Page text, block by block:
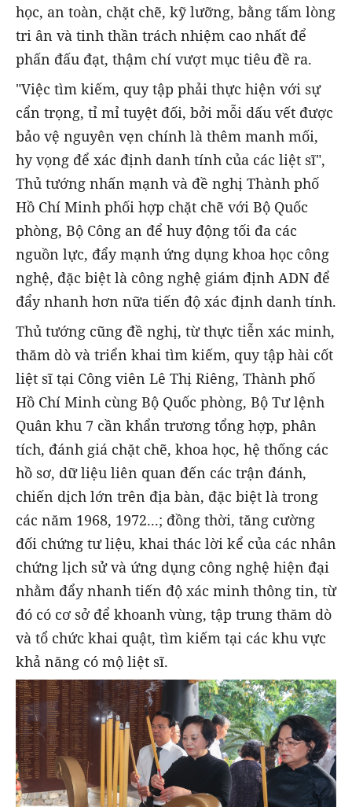
học, an toàn, chặt chẽ, kỹ lưỡng, bằng tấm lòng
tri ân và tinh thần trách nhiệm cao nhất để
phấn đấu đạt, thậm chí vượt mục tiêu đề ra.
"Việc tìm kiếm, quy tập phải thực hiện với sự
cẩn trọng, tỉ mỉ tuyệt đối, bởi mỗi dấu vết được
bảo vệ nguyên vẹn chính là thêm manh mối,
hy vọng để xác định danh tính của các liệt sĩ",
Thủ tướng nhấn mạnh và đề nghị Thành phố
Hồ Chí Minh phối hợp chặt chẽ với Bộ Quốc
phòng, Bộ Công an để huy động tối đa các
nguồn lực, đẩy mạnh ứng dụng khoa học công
nghệ, đặc biệt là công nghệ giám định ADN để
đẩy nhanh hơn nữa tiến độ xác định danh tính.
Thủ tướng cũng đề nghị, từ thực tiễn xác minh,
thăm dò và triển khai tìm kiếm, quy tập hài cốt
liệt sĩ tại Công viên Lê Thị Riêng, Thành phố
Hồ Chí Minh cùng Bộ Quốc phòng, Bộ Tư lệnh
Quân khu 7 cần khẩn trương tổng hợp, phân
tích, đánh giá chặt chẽ, khoa học, hệ thống các
hồ sơ, dữ liệu liên quan đến các trận đánh,
chiến dịch lớn trên địa bàn, đặc biệt là trong
các năm 1968, 1972...; đồng thời, tăng cường
đối chứng tư liệu, khai thác lời kể của các nhân
chứng lịch sử và ứng dụng công nghệ hiện đại
nhằm đẩy nhanh tiến độ xác minh thông tin, từ
đó có cơ sở để khoanh vùng, tập trung thăm dò
và tổ chức khai quật, tìm kiếm tại các khu vực
khả năng có mộ liệt sĩ.